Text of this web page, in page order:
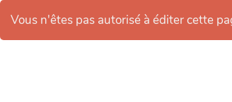
Vous n'êtes pas autorisé à éditer cette